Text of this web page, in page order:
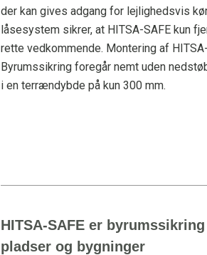
der kan gives adgang for lejlighedsvis
låsesystem sikrer, at HITSA-SAFE kun
rette vedkommende. Montering af
Byrumssikring foregår nemt uden
i en terrændybde på kun 300 mm.
HITSA-SAFE er byrumssikring
pladser og bygninger